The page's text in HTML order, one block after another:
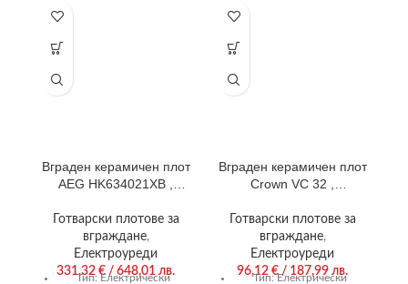
Вграден керамичен плот
AEG HK634021XB ,
Готварски плотове за
вграждане,
Електроуреди
331,32 €/ 648,01 лв.
Тип: Електрически
Вграден керамичен плот
Crown VC 32 ,
Готварски плотове за
вграждане,
Електроуреди
96,12 €/ 187,99 лв.
Тип: Електрически